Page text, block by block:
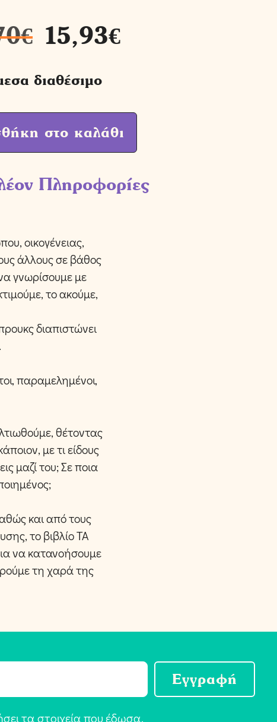
€ 15,93€
διαθέσιμο
στο καλάθι
Πληροφορίες
οικογένειας,
άλλους σε βάθος
γνωρίσουμε με
το ακούμε,
διαπιστώνει
παραμελημένοι,
θέτοντας
με τι είδους
μαζί του; Σε ποια
και από τους
το βιβλίο ΤΑ
να κατανοήσουμε
τη χαρά της
τα στοιχεία που έδωσα,
Εγγραφή